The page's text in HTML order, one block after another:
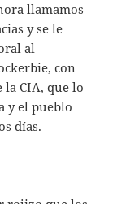
llamamos
y se le
al
con
la CIA, que lo
y el pueblo
días.